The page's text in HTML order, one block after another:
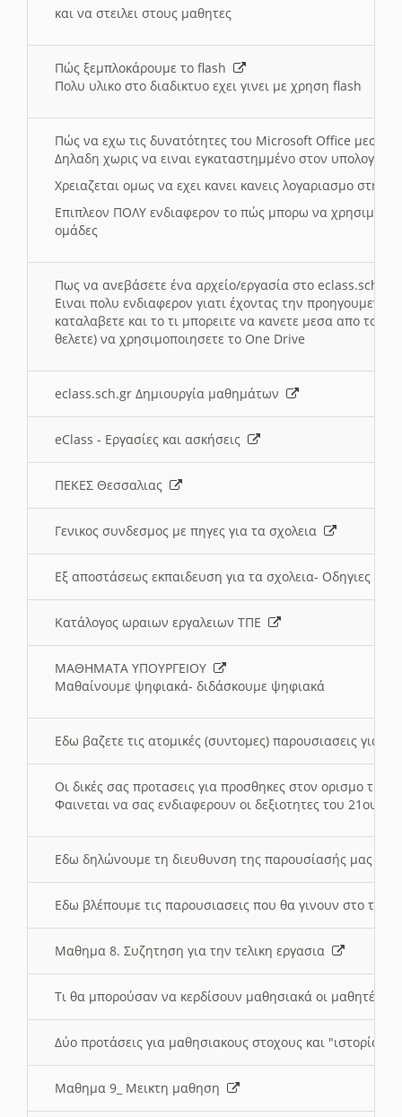
και να στειλει στους μαθητες
Πώς ξεμπλοκάρουμε το flash
Πολυ υλικο στο διαδικτυο εχει γινει με χρηση flash
Πώς να εχω τις δυνατότητες του Microsoft Office μεσω
Δηλαδη χωρις να ειναι εγκαταστημμένο στον
Χρειαζεται ομως να εχει κανει κανεις λογαριασμο στη
Επιπλεον ΠΟΛΥ ενδιαφερον το πώς μπορω να
ομάδες
Πως να ανεβάσετε ένα αρχείο/εργασία στο eclass.sch.gr
Ειναι πολυ ενδιαφερον γιατι έχοντας την
καταλαβετε και το τι μπορειτε να κανετε μεσα απο το
θελετε) να χρησιμοποιησετε το One Drive
eclass.sch.gr Δημιουργία μαθημάτων
eClass - Εργασίες και ασκήσεις
ΠΕΚΕΣ Θεσσαλιας
Γενικος συνδεσμος με πηγες για τα σχολεια
Εξ αποστάσεως εκπαιδευση για τα σχολεια- Οδηγιες
Κατάλογος ωραιων εργαλειων ΤΠΕ
ΜΑΘΗΜΑΤΑ ΥΠΟΥΡΓΕΙΟΥ
Μαθαίνουμε ψηφιακά- διδάσκουμε ψηφιακά
Εδω βαζετε τις ατομικές (συντομες) παρουσιασεις για
Οι δικές σας προτασεις για προσθηκες στον ορισμο
Φαινεται να σας ενδιαφερουν οι δεξιοτητες του 21ου
Εδω δηλώνουμε τη διευθυνση της παρουσίασής μας
Εδω βλέπουμε τις παρουσιασεις που θα γινουν στο
Μαθημα 8. Συζητηση για την τελικη εργασια
Τι θα μπορούσαν να κερδίσουν μαθησιακά οι μαθητές/
Δύο προτάσεις για μαθησιακους στοχους και "ιστορία"
Μαθημα 9_ Μεικτη μαθηση